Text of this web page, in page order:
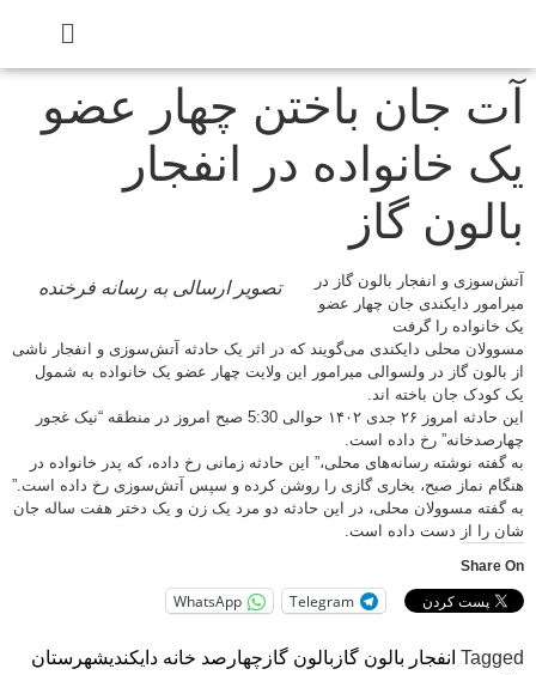
آت جان باختن چهار عضو
یک خانواده در انفجار
بالون گاز
تصویر ارسالی به رسانه فرخنده
آتش‌سوزی و انفجار بالون گاز در
میرامور دایکندی جان چهار عضو
یک خانواده را گرفت
مسوولان محلی دایکندی می‌گویند که در اثر یک حادثه آتش‌سوزی و انفجار ناشی
از بالون گاز در ولسوالی میرامور این ولایت چهار عضو یک خانواده به شمول
یک کودک جان باخته اند.
این حادثه امروز ۲۶ جدی ۱۴۰۲ حوالی 5:30 صبح امروز در منطقه “نیک غجور
چهارصدخانه” رخ داده است.
به گفته نوشته رسانه‌های محلی،” این حادثه زمانی رخ داده، که پدر خانواده در
هنگام نماز صبح، بخاری گازی را روشن کرده و سپس آتش‌سوزی رخ داده است.”
به گفته مسوولان محلی، در این حادثه دو مرد یک زن و یک دختر هفت ساله جان
شان را از دست داده است.
Share On
Telegram
WhatsApp
Tagged انفجار بالون گازبالون گازچهارصد خانه دایکندیشهرستان